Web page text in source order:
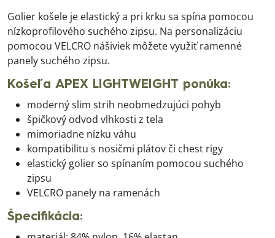
Golier košele je elastický a pri krku sa spína pomocou
nízkoprofilového suchého zipsu. Na personalizáciu
pomocou VELCRO nášiviek môžete využiť ramenné
panely suchého zipsu.
Košeľa APEX LIGHTWEIGHT ponúka:
moderný slim strih neobmedzujúci pohyb
špičkový odvod vlhkosti z tela
mimoriadne nízku váhu
kompatibilitu s nosičmi plátov či chest rigy
elastický golier so spínaním pomocou suchého
zipsu
VELCRO panely na ramenách
Špecifikácia: